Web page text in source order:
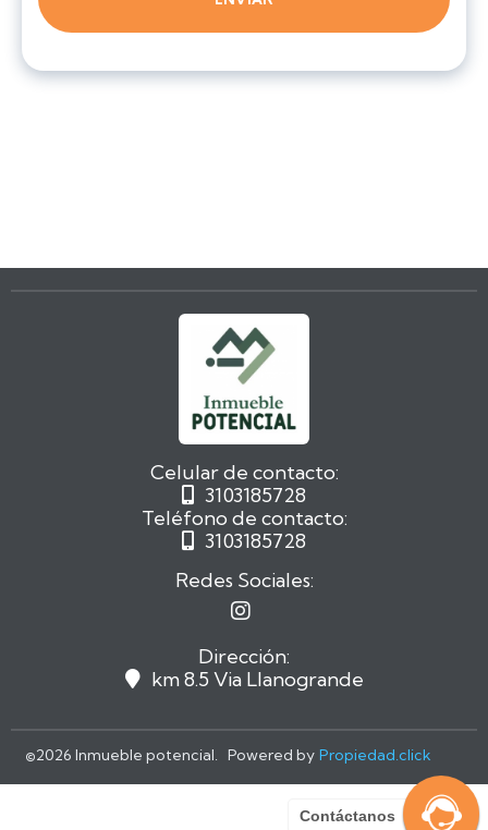
Celular de contacto:

3103185728
Teléfono de contacto:

3103185728
Redes Sociales:

Dirección:
 km 8.5 Via Llanogrande
©2026 Inmueble potencial. Powered by Propiedad.click
Contáctanos